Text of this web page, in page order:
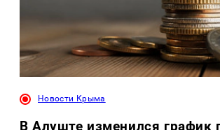
Новости Крыма
В Алуште изменился график